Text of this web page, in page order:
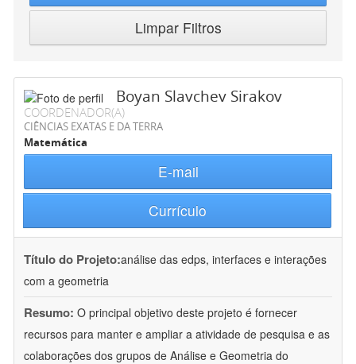
Limpar Filtros
Boyan Slavchev Sirakov
COORDENADOR(A)
CIÊNCIAS EXATAS E DA TERRA
Matemática
E-mail
Currículo
Título do Projeto:análise das edps, interfaces e interações
com a geometria
Resumo: O principal objetivo deste projeto é fornecer
recursos para manter e ampliar a atividade de pesquisa e as
colaborações dos grupos de Análise e Geometria do